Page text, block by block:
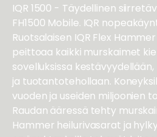
IQR 1500 - Täydellinen
FH1500 Mobile. IQR
Ruotsalaisen IQR Flex
peittoaa kaikki murskaimet
sovelluksissa
ja tuotantotehollaan.
vuoden ja useiden miljoonien
Raudan ääressä tehty
Hammer heilurivasarat ja